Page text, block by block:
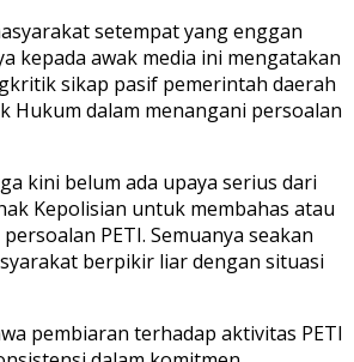
setempat yang enggan
kepada awak media ini mengatakan
sikap pasif pemerintah daerah
Hukum dalam menangani persoalan
kini belum ada upaya serius dari
Kepolisian untuk membahas atau
PETI. Semuanya seakan
berpikir liar dengan situasi
pembiaran terhadap aktivitas PETI